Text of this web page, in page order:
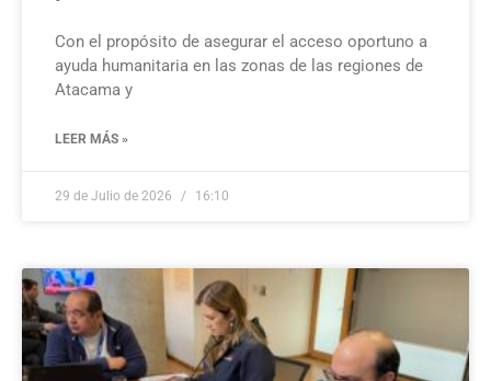
Con el propósito de asegurar el acceso oportuno a
ayuda humanitaria en las zonas de las regiones de
Atacama y
LEER MÁS »
29 de Julio de 2026 16:10